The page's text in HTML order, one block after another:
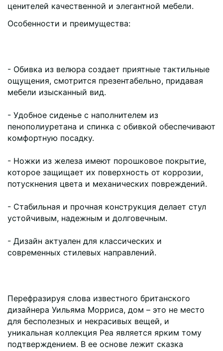
ценителей качественной и элегантной мебели.
Особенности и преимущества:
- Обивка из велюра создает приятные тактильные
ощущения, смотрится презентабельно, придавая
мебели изысканный вид.
- Удобное сиденье с наполнителем из
пенополиуретана и спинка с обивкой обеспечивают
комфортную посадку.
- Ножки из железа имеют порошковое покрытие,
которое защищает их поверхность от коррозии,
потускнения цвета и механических повреждений.
- Стабильная и прочная конструкция делает стул
устойчивым, надежным и долговечным.
- Дизайн актуален для классических и
современных стилевых направлений.
Перефразируя слова известного британского
дизайнера Уильяма Морриса, дом – это не место
для бесполезных и некрасивых вещей, и
уникальная коллекция Pea является ярким тому
подтверждением. В ее основе лежит сказка